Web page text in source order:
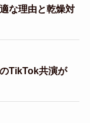
な理由と乾燥対
TikTok共演が